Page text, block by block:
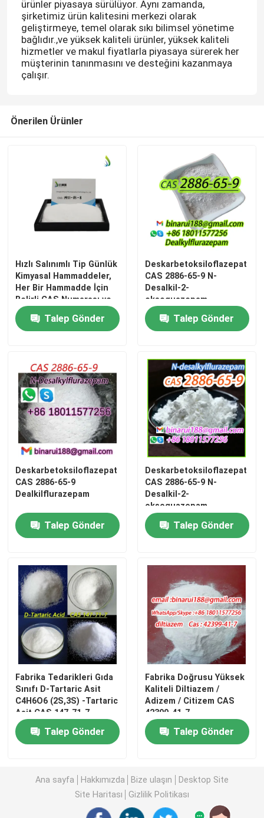
Evde
Ürün
ürünler piyasaya sürülüyor. Aynı zamanda,
şirketimiz ürün kalitesini merkezi olarak
geliştirmeye, temel olarak sıkı bilimsel yönetime
bağlıdır.,ve yüksek kaliteli ürünler, yüksek kaliteli
hizmetler ve makul fiyatlarla piyasaya sürerek her
müşterinin tanınmasını ve desteğini kazanmaya
çalışır.
Önerilen Ürünler
Hızlı Salınımlı Tip Günlük
Kimyasal Hammaddeler,
Her Bir Hammadde İçin
Belirli CAS Numarası ve
20 °C'de 1.00 GmL
Yoğunluk Sağlar, Üretim
Talep Gönder
Deskarbetoksiloflazepat
CAS 2886-65-9 N-
Desalkil-2-
oksoquazepam
Talep Gönder
Deskarbetoksiloflazepat
CAS 2886-65-9
Dealkilflurazepam
Talep Gönder
Deskarbetoksiloflazepat
CAS 2886-65-9 N-
Desalkil-2-
oksoquazepam
Talep Gönder
Fabrika Tedarikleri Gıda
Sınıfı D-Tartaric Asit
C4H6O6 (2S,3S) -Tartaric
Asit CAS 147-71-7
Talep Gönder
Fabrika Doğrusu Yüksek
Kaliteli Diltiazem /
Adizem / Citizem CAS
42399-41-7
Talep Gönder
Ana sayfa Hakkımızda Bize ulaşın
Desktop Site
Site Haritası
Gizlilik Politikası